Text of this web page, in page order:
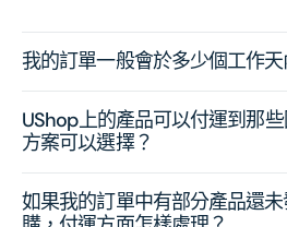
我的訂單一般會於多少個工作
UShop上的產品可以付運到那
方案可以選擇？
如果我的訂單中有部分產品還